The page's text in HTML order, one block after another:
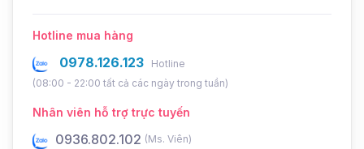
Hotline mua hàng
0978.126.123
Hotline
(08:00 - 22:00 tất cả các ngày trong tuần)
Nhân viên hỗ trợ trực tuyến
0976.802.102 (Ms. Tuyền)